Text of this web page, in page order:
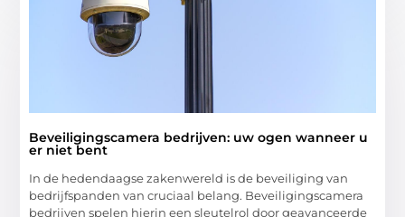
Beveiligingscamera bedrijven: uw ogen wanneer u
er niet bent
In de hedendaagse zakenwereld is de beveiliging van
bedrijfspanden van cruciaal belang. Beveiligingscamera
bedrijven spelen hierin een sleutelrol door geavanceerde